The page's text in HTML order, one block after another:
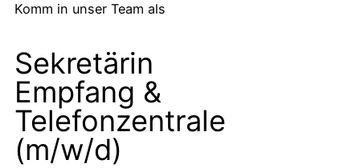
Komm in unser Team als
Sekretärin
Empfang &
Telefonzentrale
(m/w/d)